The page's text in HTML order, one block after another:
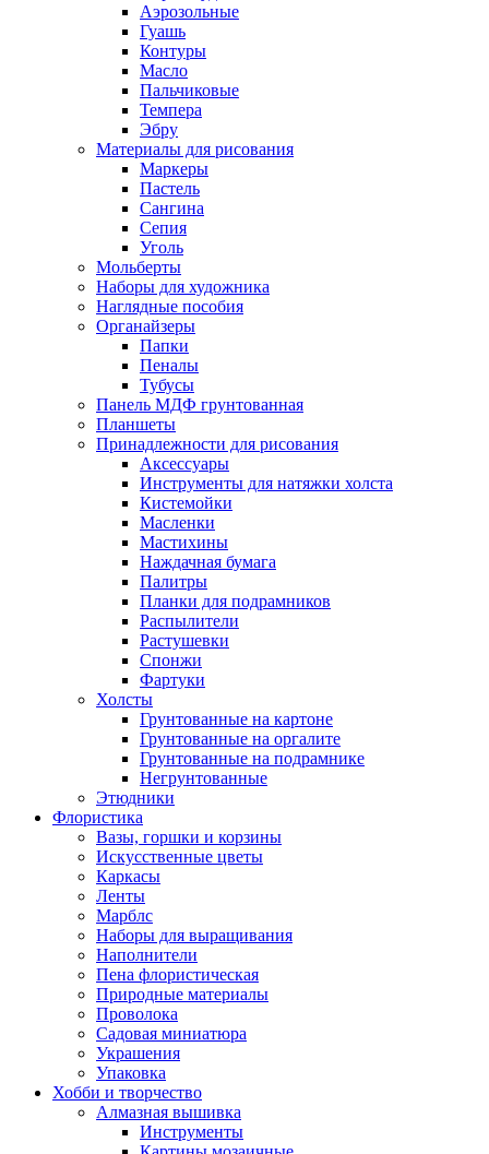
Аэрозольные
Гуашь
Контуры
Масло
Пальчиковые
Темпера
Эбру
Материалы для рисования
Маркеры
Пастель
Сангина
Сепия
Уголь
Мольберты
Наборы для художника
Наглядные пособия
Органайзеры
Папки
Пеналы
Тубусы
Панель МДФ грунтованная
Планшеты
Принадлежности для рисования
Аксессуары
Инструменты для натяжки холста
Кистемойки
Масленки
Мастихины
Наждачная бумага
Палитры
Планки для подрамников
Распылители
Растушевки
Спонжи
Фартуки
Холсты
Грунтованные на картоне
Грунтованные на оргалите
Грунтованные на подрамнике
Негрунтованные
Этюдники
Флористика
Вазы, горшки и корзины
Искусственные цветы
Каркасы
Ленты
Марблс
Наборы для выращивания
Наполнители
Пена флористическая
Природные материалы
Проволока
Садовая миниатюра
Украшения
Упаковка
Хобби и творчество
Алмазная вышивка
Инструменты